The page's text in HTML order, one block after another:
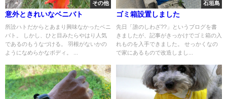
その他
意外ときれいなベニバト
所詮ハトだからとあまり興味なかったベニ
バト。 しかし、ひと目みたらやはり人気
であるのもうなづける。 羽根がないかの
ようになめらかなボディ。 ...
石垣島
ゴミ箱設置しました
先日「誰のしわざ??」というブログを書
きましたが、記事がきっかけでゴミ箱の入
れものを入手できました。 せっかくなの
で家にあるもので改造しまし...